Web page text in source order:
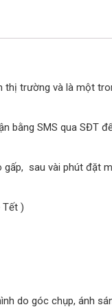
trường và là một
SMS qua SĐT
sau vài phút đặt
Tết )
do góc chụp, ánh